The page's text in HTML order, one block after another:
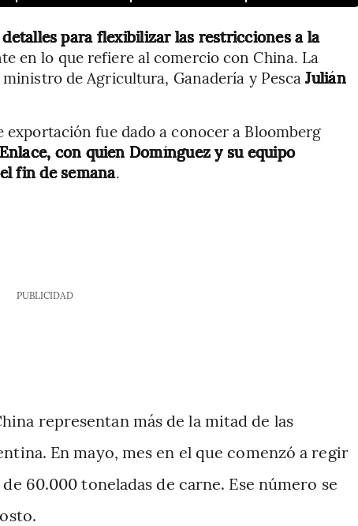
para flexibilizar las restricciones a la
en lo que refiere al comercio con China. La
de Agricultura, Ganadería y PescaJulián
fue dado a conocer a Bloomberg
con quien Domínguez y su equipo
fin de semana.
PUBLICIDAD
representan más de la mitad de las
En mayo, mes en el que comenzó a regir
60.000 toneladas de carne. Ese número se